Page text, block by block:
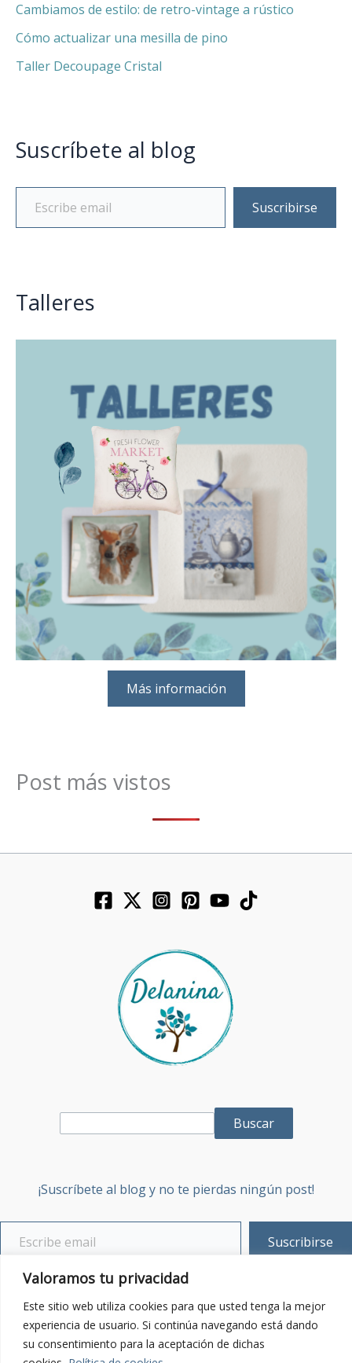
Valoramos tu privacidad
Este sitio web utiliza cookies para que usted tenga la mejor
experiencia de usuario. Si continúa navegando está dando
su consentimiento para la aceptación de dichas
Cambiamos de estilo: de retro-vintage a rústico
Cómo actualizar una mesilla de pino
Taller Decoupage Cristal
Suscríbete al blog
Suscribirse
Talleres
Más información
Post más vistos
Buscar
¡Suscríbete al blog y no te pierdas ningún post!
Suscribirse
Sobre mí
Contacta:Enviar email